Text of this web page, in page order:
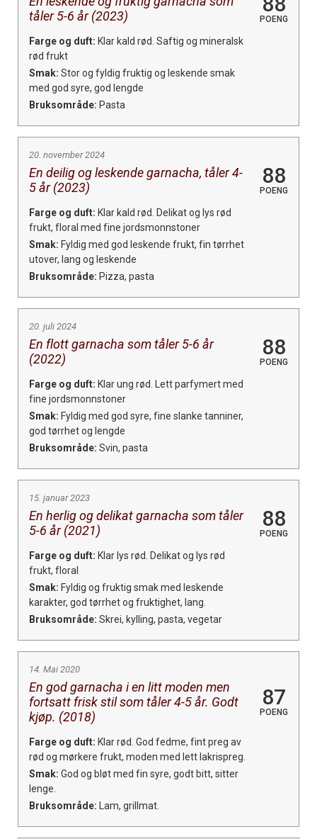
tåler 5-6 år (2023)
POENG
Farge og duft: Klar kald rød. Saftig og mineralsk
rød frukt
Smak: Stor og fyldig fruktig og leskende smak
med god syre, god lengde
Bruksområde: Pasta
20. november 2024
En deilig og leskende garnacha, tåler 4-
5 år (2023)
88
POENG
Farge og duft: Klar kald rød. Delikat og lys rød
frukt, floral med fine jordsmonnstoner
Smak: Fyldig med god leskende frukt, fin tørrhet
utover, lang og leskende
Bruksområde: Pizza, pasta
20. juli 2024
En flott garnacha som tåler 5-6 år
(2022)
88
POENG
Farge og duft: Klar ung rød. Lett parfymert med
fine jordsmonnstoner
Smak: Fyldig med god syre, fine slanke tanniner,
god tørrhet og lengde
Bruksområde: Svin, pasta
15. januar 2023
En herlig og delikat garnacha som tåler
5-6 år (2021)
88
POENG
Farge og duft: Klar lys rød. Delikat og lys rød
frukt, floral
Smak: Fyldig og fruktig smak med leskende
karakter, god tørrhet og fruktighet, lang.
Bruksområde: Skrei, kylling, pasta, vegetar
14. Mai 2020
En god garnacha i en litt moden men
fortsatt frisk stil som tåler 4-5 år. Godt
kjøp. (2018)
87
POENG
Farge og duft: Klar rød. God fedme, fint preg av
rød og mørkere frukt, moden med lett lakrispreg.
Smak: God og bløt med fin syre, godt bitt, sitter
lenge.
Bruksområde: Lam, grillmat.